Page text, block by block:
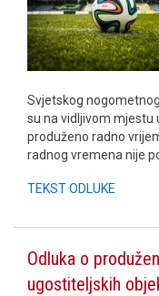
Svjetskog
su na vidljivom
produženo radno
radnog vremena nije
TEKST ODLUKE
Odluka o
ugostiteljskih